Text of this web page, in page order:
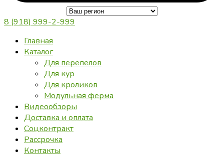
8 (918) 999-2-999
Главная
Каталог
Для перепелов
Для кур
Для кроликов
Модульная ферма
Видеообзоры
Доставка и оплата
Соцконтракт
Рассрочка
Контакты